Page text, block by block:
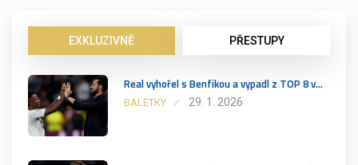
EXKLUZIVNĚ PŘESTUPY
Real vyhořel s Benfikou a vypadl z TOP 8 v…
BALETKY 29. 1. 2026